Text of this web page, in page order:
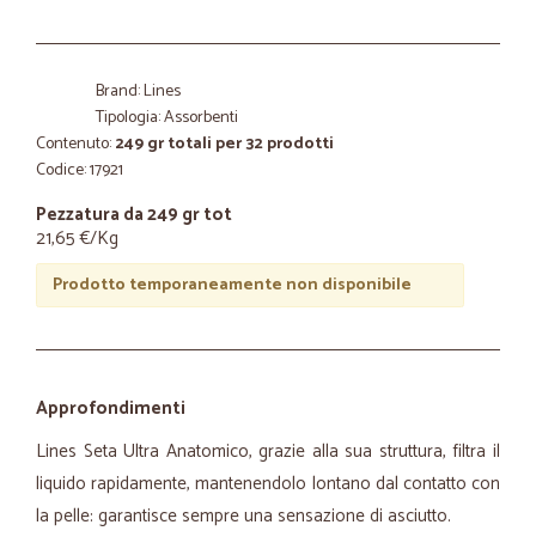
Brand: Lines
Tipologia: Assorbenti
Contenuto:249 gr totali per 32 prodotti
Codice: 17921
Pezzatura da 249 gr tot
21,65 €/Kg
Prodotto temporaneamente non disponibile
Approfondimenti
Lines Seta Ultra Anatomico, grazie alla sua struttura, filtra il
liquido rapidamente, mantenendolo lontano dal contatto con
la pelle: garantisce sempre una sensazione di asciutto.